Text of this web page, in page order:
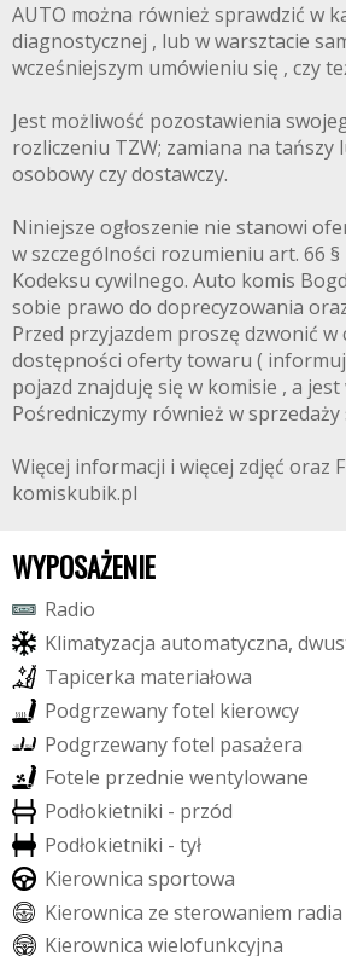
AUTO można również sprawdzić w
diagnostycznej , lub w warsztacie
wcześniejszym umówieniu się , czy
Jest możliwość pozostawienia
rozliczeniu TZW; zamiana na tańszy
osobowy czy dostawczy.
Niniejsze ogłoszenie nie stanowi
w szczególności rozumieniu art. 66 §
Kodeksu cywilnego. Auto komis
sobie prawo do doprecyzowania
Przed przyjazdem proszę dzwonić
dostępności oferty towaru (
pojazd znajduję się w komisie , a jest
Pośredniczymy również w
Więcej informacji i więcej zdjęć oraz
komiskubik.pl
WYPOSAŻENIE
Radio
Klimatyzacja automatyczna, dwus
Tapicerka materiałowa
Podgrzewanyfotel kierowcy
Podgrzewanyfotel pasażera
Fotele przednie wentylowane
Podłokietniki - przód
Podłokietniki - tył
Kierownica sportowa
Kierownica ze sterowaniem radia
Kierownica wielofunkcyjna